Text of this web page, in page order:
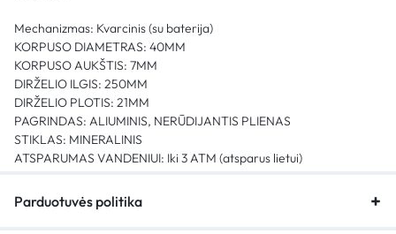
Mechanizmas: Kvarcinis (su baterija)
KORPUSO DIAMETRAS: 40MM
KORPUSO AUKŠTIS: 7MM
DIRŽELIO ILGIS: 250MM
DIRŽELIO PLOTIS: 21MM
PAGRINDAS: ALIUMINIS, NERŪDIJANTIS PLIENAS
STIKLAS: MINERALINIS
ATSPARUMAS VANDENIUI: Iki 3 ATM (atsparus lietui)
Parduotuvės politika